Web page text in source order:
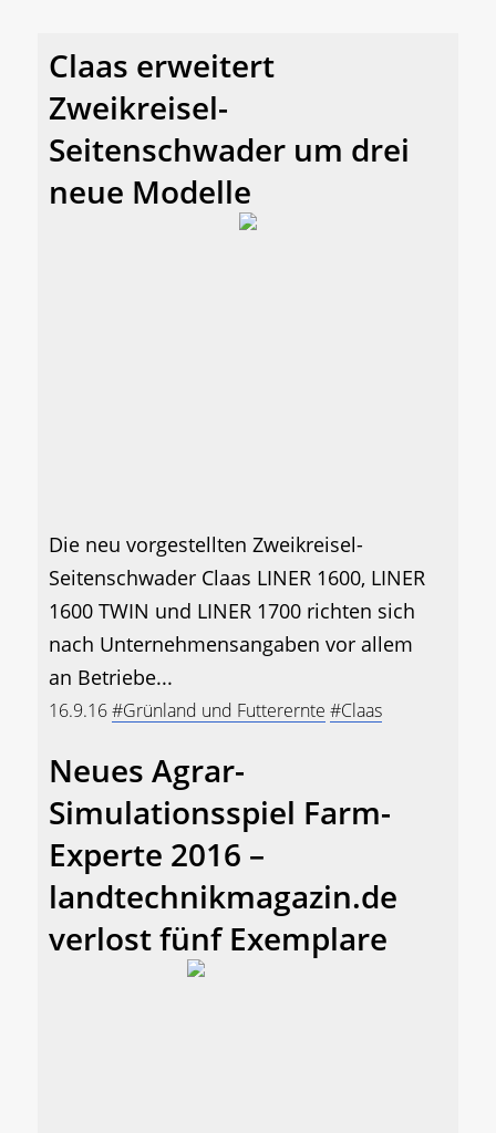
Claas erweitert
Zweikreisel-
Seitenschwader um drei
neue Modelle
Die neu vorgestellten Zweikreisel-
Seitenschwader Claas LINER 1600, LINER
1600 TWIN und LINER 1700 richten sich
nach Unternehmensangaben vor allem
an Betriebe...
16.9.16#Grünland und Futterernte #Claas
Neues Agrar-
Simulationsspiel Farm-
Experte 2016 –
landtechnikmagazin.de
verlost fünf Exemplare